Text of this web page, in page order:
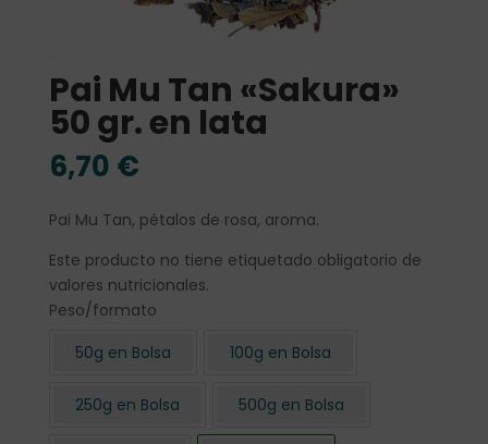
Pai Mu Tan «Sakura»
50 gr. en lata
6,70 €
Pai Mu Tan, pétalos de rosa, aroma.
Este producto no tiene etiquetado obligatorio de
valores nutricionales.
Peso/formato
50g en Bolsa
100g en Bolsa
250g en Bolsa 500g en Bolsa